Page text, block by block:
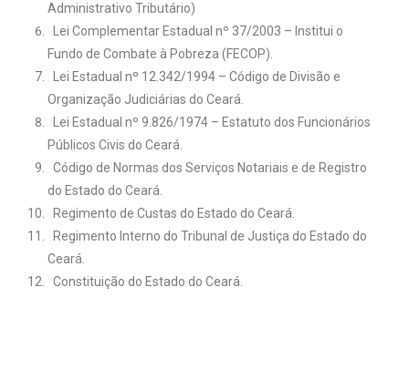
Administrativo Tributário)
Lei Complementar Estadual nº 37/2003 – Institui o
Fundo de Combate à Pobreza (FECOP).
Lei Estadual nº 12.342/1994 – Código de Divisão e
Organização Judiciárias do Ceará.
Lei Estadual nº 9.826/1974 – Estatuto dos Funcionários
Públicos Civis do Ceará.
Código de Normas dos Serviços Notariais e de Registro
do Estado do Ceará.
Regimento de Custas do Estado do Ceará.
Regimento Interno do Tribunal de Justiça do Estado do
Ceará.
Constituição do Estado do Ceará.